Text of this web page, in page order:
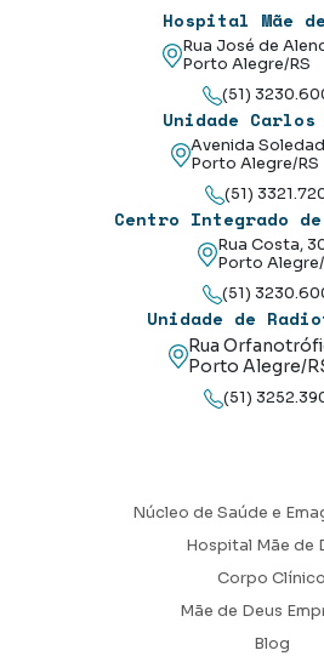
Hospital Mãe
Rua José de
Porto Alegre/RS
(51)
Unidade Carlos
Avenida
Porto Alegre/RS
(51)
Centro Integrado
Rua Costa,
Porto Alegre/
(51)
Unidade de
Rua
Porto Alegre/
(51)
Núcleo de Saúde e
Hospital Mãe de
Corpo Clínico
Mãe de Deus
Blog